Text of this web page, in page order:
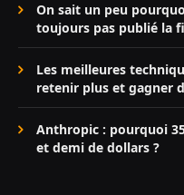
On sait un peu
toujours pas publié la
Les meilleures
retenir plus et gagner
Anthropic : pourquoi
et demi de dollars ?